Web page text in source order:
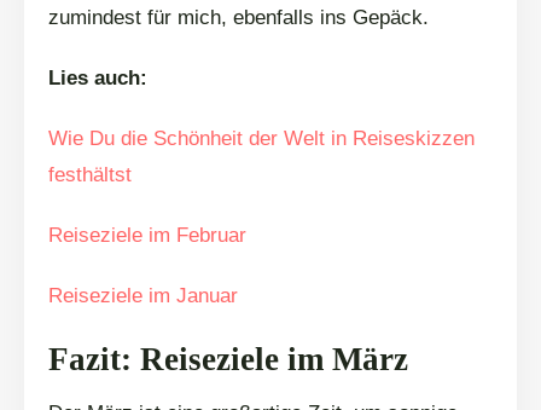
zumindest für mich, ebenfalls ins Gepäck.
Lies auch:
Wie Du die Schönheit der Welt in Reiseskizzen
festhältst
Reiseziele im Februar
Reiseziele im Januar
Fazit: Reiseziele im März